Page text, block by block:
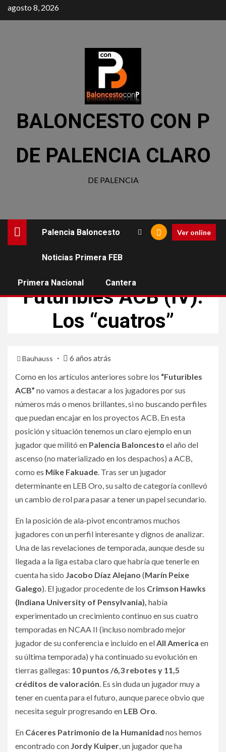
agosto 8, 2026
BALONCESTO CON P
DE PALENCIA CLARO
DE PALENCIA
Palencia Baloncesto
Noticias Primera FEB
Primera Nacional Cantera
Ver online
Futuribles ACB (IV):
Los “cuatros”
Bauhauss
6 años atrás
Como en los artículos anteriores sobre los “Futuribles
ACB” no vamos a destacar a los jugadores por sus
números más o menos brillantes, si no buscando perfiles
que puedan encajar en los proyectos ACB. En esta
posición y situación tenemos un claro ejemplo en un
jugador que militó en Palencia Baloncesto el año del
ascenso (no materializado en los despachos) a ACB,
como es Mike Fakuade. Tras ser un jugador
determinante en LEB Oro, su salto de categoría conllevó
un cambio de rol para pasar a tener un papel secundario.
En la posición de ala-pivot encontramos muchos
jugadores con un perfil interesante y dignos de analizar.
Una de las revelaciones de temporada, aunque desde su
llegada a la liga estaba claro que habría que tenerle en
cuenta ha sido Jacobo Díaz Alejano (Marín Peixe
Galego). El jugador procedente de los Crimson Hawks
(Indiana University of Pensylvania), había
experimentado un crecimiento continuo en sus cuatro
temporadas en NCAA II (incluso nombrado mejor
jugador de su conferencia e incluido en elAll America en
su última temporada) y ha continuado su evolución en
tierras gallegas: 10 puntos /6,3 rebotes y 11,5
créditos de valoración. Es sin duda un jugador muy a
tener en cuenta para el futuro, aunque parece obvio que
necesita seguir progresando en LEB Oro.
En Cáceres Patrimonio de la Humanidad nos hemos
encontrado con Jordy Kuiper, un jugador que ha